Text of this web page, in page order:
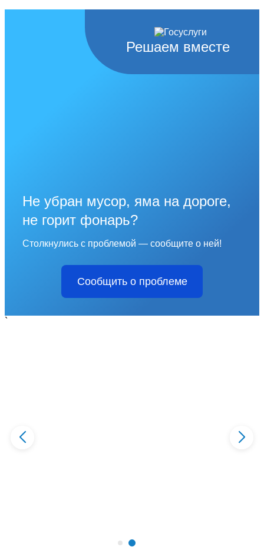
Решаем вместе
Не убран мусор, яма на дороге,
не горит фонарь?
Столкнулись с проблемой — сообщите о ней!
Сообщить о проблеме
`